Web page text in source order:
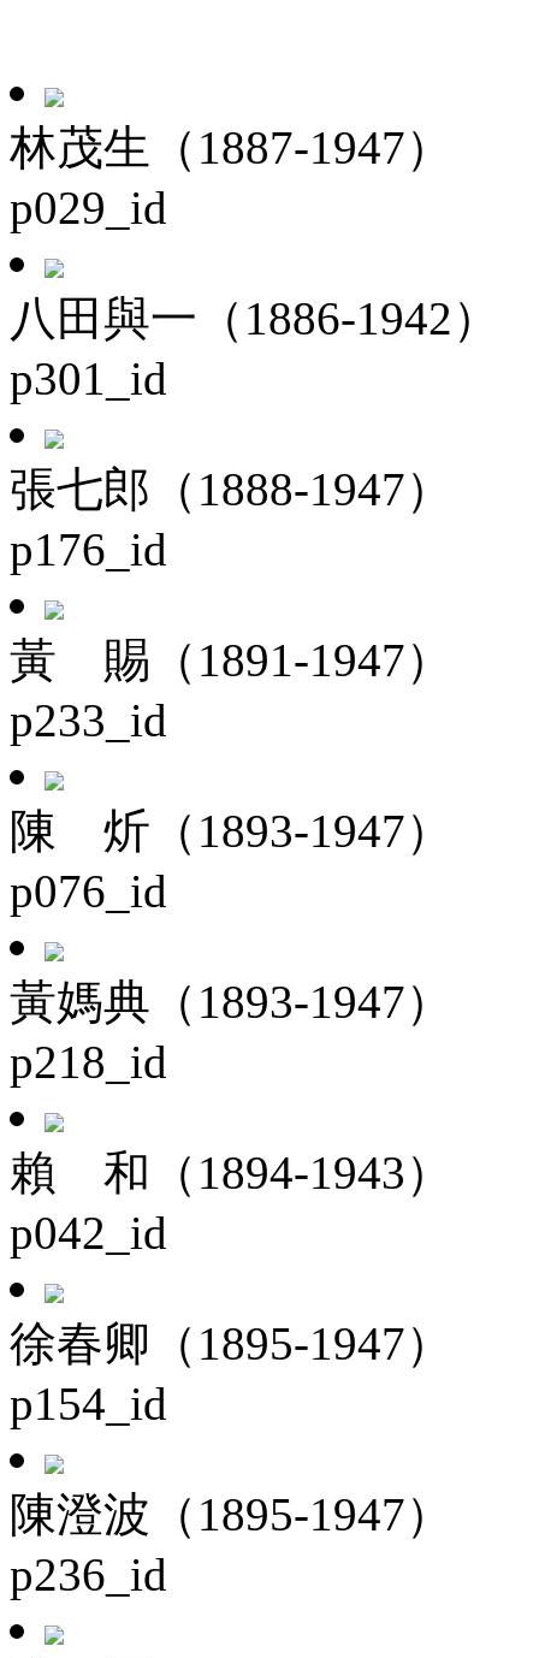
林茂生（1887-1947）
p029_id
八田與一（1886-1942）
p301_id
張七郎（1888-1947）
p176_id
黃 賜（1891-1947）
p233_id
陳 炘（1893-1947）
p076_id
黃媽典（1893-1947）
p218_id
賴 和（1894-1943）
p042_id
徐春卿（1895-1947）
p154_id
陳澄波（1895-1947）
p236_id